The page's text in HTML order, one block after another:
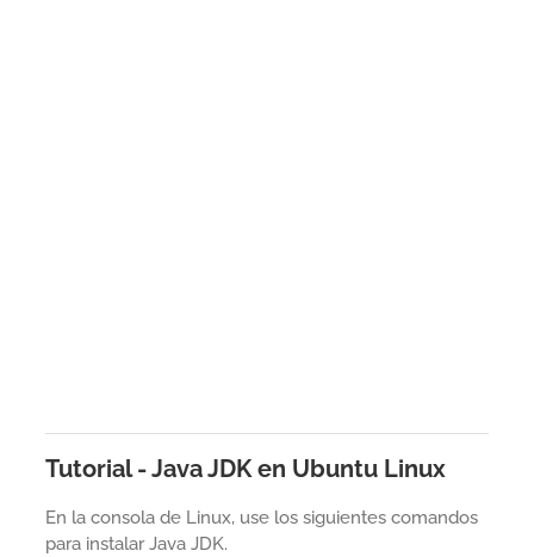
Tutorial - Java JDK en Ubuntu Linux
En la consola de Linux, use los siguientes comandos
para instalar Java JDK.